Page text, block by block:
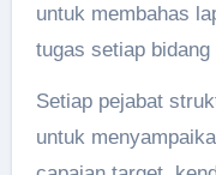
untuk membahas
tugas setiap
Setiap pejabat
untuk